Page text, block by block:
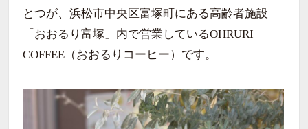
とつが、浜松市中央区富塚町にある高齢者施設
「おおるり富塚」内で営業しているOHRURI
COFFEE（おおるりコーヒー）です。